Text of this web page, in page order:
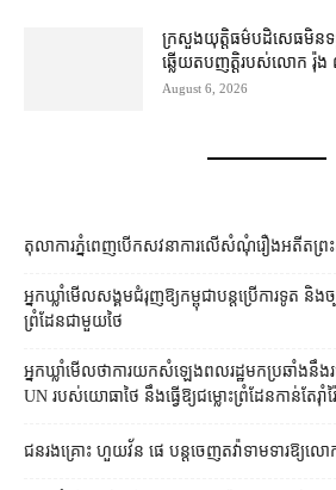
ក្រសួងយុត្តិធម៌​បដិសេធ​មិន​ទ
ឆ្លើយតប​ញត្តិ​របស់​លោក រ៉ុ
August 6, 2026
តុលាការ​ភ្នំពេញ​​បើកសវនាការ​លើ​សំណុំរឿង​​អតីត​ព្រ
អ្នកឃ្លាំមើល​សង្គម​ជំរុញ​ឱ្យ​កម្ពុជា​បន្ត​ប្រើ​ការទូត និង​
ព្រំដែន​ជាមួយ​ថៃ
អ្នកឃ្លាំមើល​ថា​ការ​យក​សំឡេង​ពលរដ្ឋ​មក​ប្រឆាំង​នឹ
UN របស់​យោធា​ថៃ នឹង​ធ្វើ​ឱ្យ​ជម្លោះព្រំដែន​កាន់តែ​រ៉ាំរ៉ៃ
ជនរងគ្រោះ ហួយវ័ន ផេ បន្ត​ចេញ​តវ៉ា​ទាមទារ​ឱ្